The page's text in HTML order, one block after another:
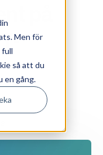
Men för
full
så att du
en gång.
på